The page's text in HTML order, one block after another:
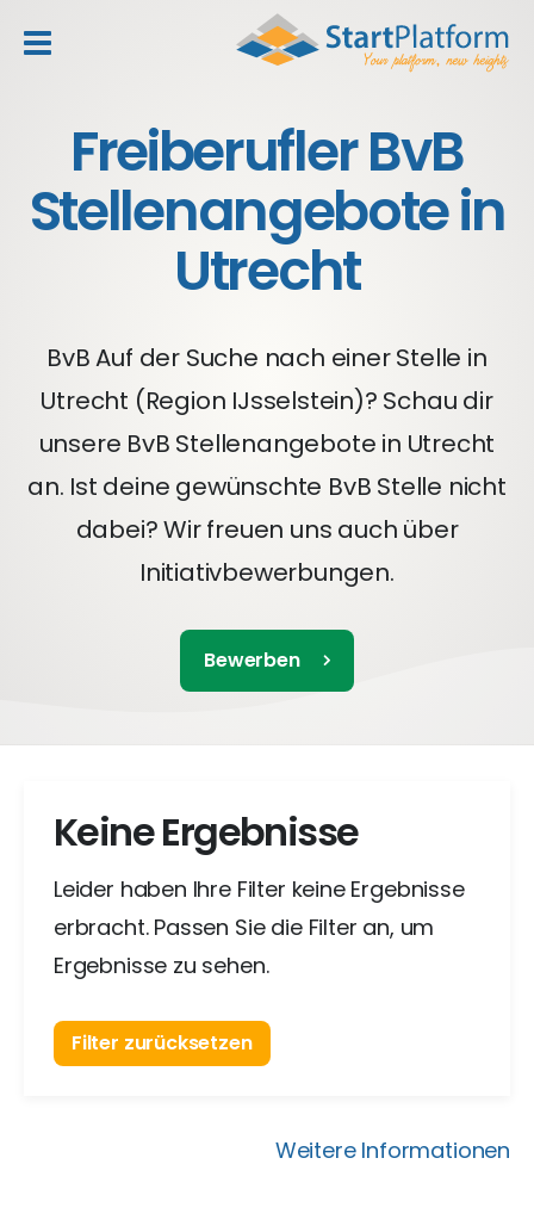
Freiberufler BvB
Stellenangebote in
Utrecht
BvB Auf der Suche nach einer Stelle in
Utrecht (Region IJsselstein)? Schau dir
unsere BvB Stellenangebote in Utrecht
an. Ist deine gewünschte BvB Stelle nicht
dabei? Wir freuen uns auch über
Initiativbewerbungen.
Bewerben
Keine Ergebnisse
Leider haben Ihre Filter keine Ergebnisse
erbracht. Passen Sie die Filter an, um
Ergebnisse zu sehen.
Filter zurücksetzen
Weitere Informationen
header_toggle_navigation